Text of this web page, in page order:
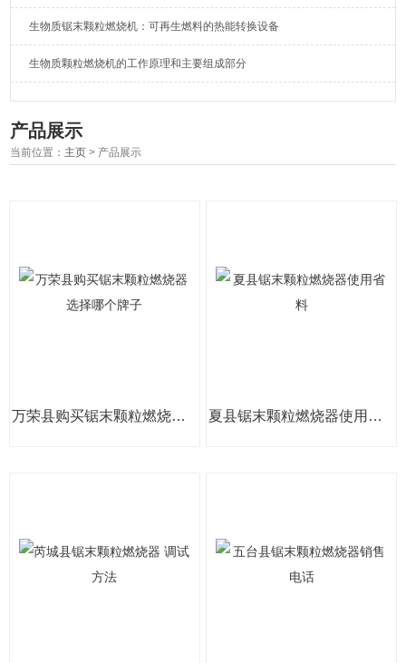
生物质锯末颗粒燃烧机：可再生燃料的热能转换设备
生物质颗粒燃烧机的工作原理和主要组成部分
产品展示
当前位置： 主页 > 产品展示
万荣县购买锯末颗粒燃烧器选择哪个牌子 夏县锯末颗粒燃烧器使用省料